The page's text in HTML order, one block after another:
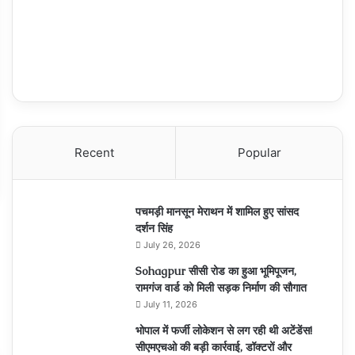
Recent Popular
पचमड़ी मानसून मेराथन में शामिल हुए सांसद
दर्शन सिंह
July 26, 2026
Sohagpur सीसी रोड का हुआ भूमिपूजन,
रामगंज वार्ड को मिली सड़क निर्माण की सौगात
July 11, 2026
भोपाल में फर्जी लोकेशन से लग रही थी अटेंडेंस!
सीएमएचओ की बड़ी कार्रवाई, डॉक्टरों और